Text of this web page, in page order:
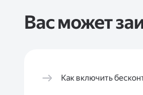
Вас может
Как включить